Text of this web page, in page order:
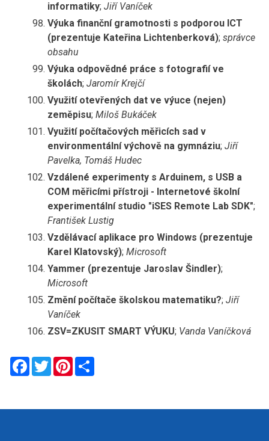
informatiky; Jiří Vaníček
Výuka finanční gramotnosti s podporou ICT
(prezentuje Kateřina Lichtenberková); správce
obsahu
Výuka odpovědné práce s fotografií ve
školách; Jaromír Krejčí
Využití otevřených dat ve výuce (nejen)
zeměpisu; Miloš Bukáček
Využití počítačových měřicích sad v
environmentální výchově na gymnáziu; Jiří
Pavelka, Tomáš Hudec
Vzdálené experimenty s Arduinem, s USB a
COM měřicími přístroji - Internetové školní
experimentální studio "iSES Remote Lab SDK";
František Lustig
Vzdělávací aplikace pro Windows (prezentuje
Karel Klatovský); Microsoft
Yammer (prezentuje Jaroslav Šindler);
Microsoft
Změní počítače školskou matematiku?; Jiří
Vaníček
ZSV=ZKUSIT SMART VÝUKU; Vanda Vaníčková
Facebook
TwitterPinterest